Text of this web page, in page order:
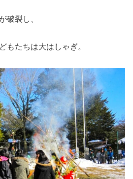
破裂し、
もたちは大はしゃぎ。